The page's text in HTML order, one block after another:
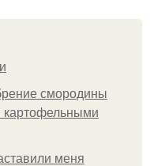
смородины
меня